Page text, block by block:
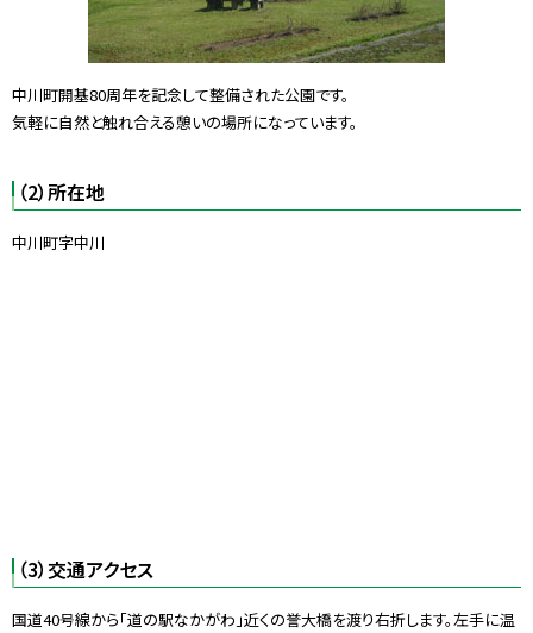
中川町開基80周年を記念して整備された公園です。
気軽に自然と触れ合える憩いの場所になっています。
（2）所在地
中川町字中川
（3）交通アクセス
国道40号線から「道の駅なかがわ」近くの誉大橋を渡り右折します。左手に温